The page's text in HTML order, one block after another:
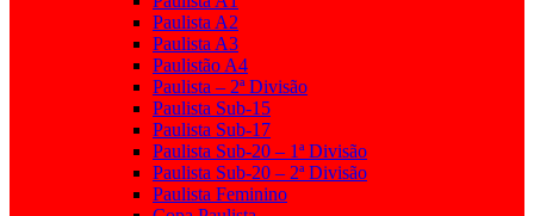
Paulista A2
Paulista A3
Paulistão A4
Paulista – 2ª Divisão
Paulista Sub-15
Paulista Sub-17
Paulista Sub-20 – 1ª Divisão
Paulista Sub-20 – 2ª Divisão
Paulista Feminino